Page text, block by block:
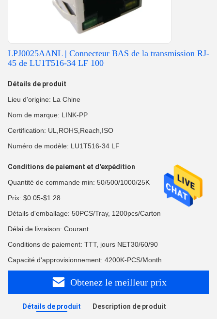
LPJ0025AANL | Connecteur BAS de la transmission RJ-
45 de LU1T516-34 LF 100
Détails de produit
Lieu d'origine: La Chine
Nom de marque: LINK-PP
Certification: UL,ROHS,Reach,ISO
Numéro de modèle: LU1T516-34 LF
Conditions de paiement et d'expédition
Quantité de commande min: 50/500/1000/25K
Prix: $0.05-$1.28
Détails d'emballage: 50PCS/Tray, 1200pcs/Carton
Délai de livraison: Courant
Conditions de paiement: TTT, jours NET30/60/90
Capacité d'approvisionnement: 4200K-PCS/Month
Obtenez le meilleur prix
Détails de produit Description de produit